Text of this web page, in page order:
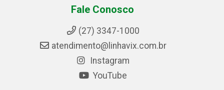
Fale Conosco
(27) 3347-1000
atendimento@linhavix.com.br
Instagram
YouTube